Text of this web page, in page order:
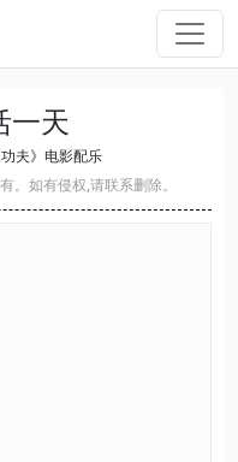
一天
功夫》电影配乐
。如有侵权,请联系删除。